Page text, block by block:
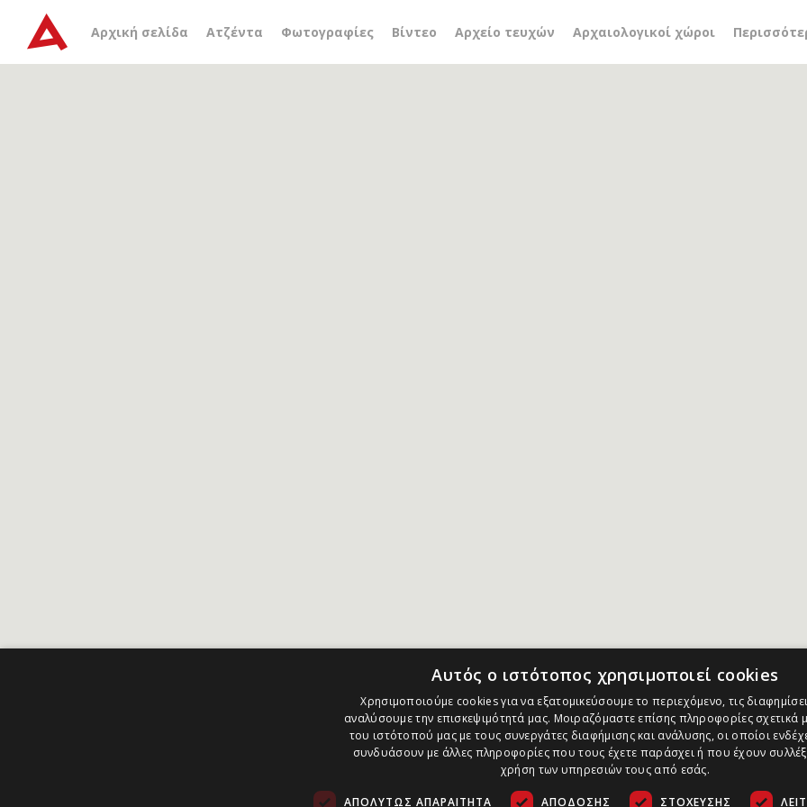
Αρχική σελίδα Ατζέντα Φωτογραφίες Βίντεο Αρχείο τευχών Αρχαιολογικοί χώροι
Αρχείο ετικέτας Ούμβρια
Αυτός ο ιστότοπος χρησιμοποιεί cookies
Χρησιμοποιούμε cookies για να εξατομικεύσουμε το περιεχόμενο, τις
αναλύσουμε την επισκεψιμότητά μας. Μοιραζόμαστε επίσης πληροφορίες σχετικά
του ιστότοπού μας με τους συνεργάτες διαφήμισης και ανάλυσης, οι οποίοι
συνδυάσουν με άλλες πληροφορίες που τους έχετε παράσχει ή που έχουν
χρήση των υπηρεσιών τους από εσάς.
ΑΠΟΛΎΤΩΣ ΑΠΑΡΑΊΤΗΤΑ ΑΠΌΔΟΣΗΣ ΣΤΌΧΕΥΣΗΣ